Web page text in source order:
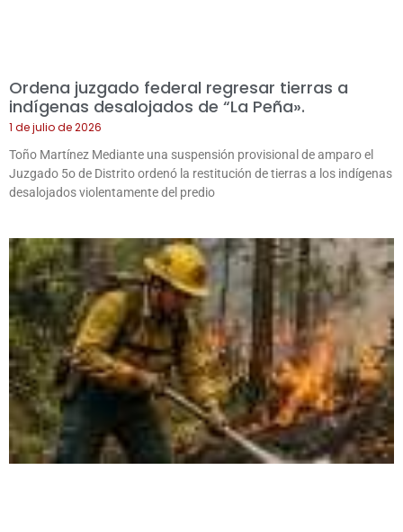
Ordena juzgado federal regresar tierras a
indígenas desalojados de “La Peña».
1 de julio de 2026
Toño Martínez Mediante una suspensión provisional de amparo el
Juzgado 5o de Distrito ordenó la restitución de tierras a los indígenas
desalojados violentamente del predio